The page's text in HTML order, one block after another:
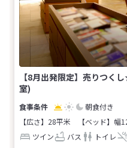
【8月出発限定】売りつ
室)
朝食付き
【広さ】28平米
【ベッド】
ツイン
バス トイレ